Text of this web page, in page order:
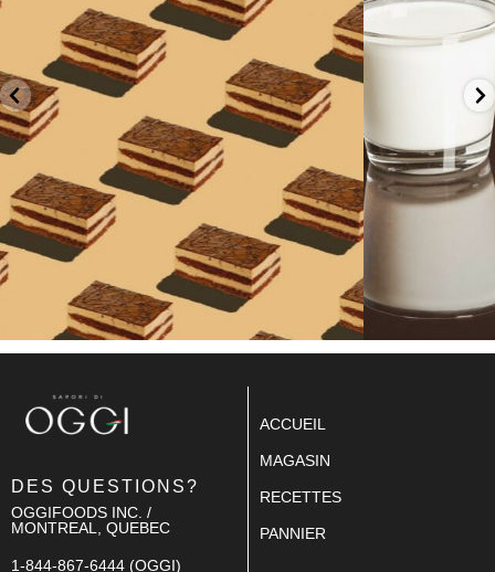
DES QUESTIONS?
OGGIFOODS INC. /
MONTREAL, QUEBEC
1-844-867-6444 (OGGI)
ACCUEIL
MAGASIN
RECETTES
PANNIER